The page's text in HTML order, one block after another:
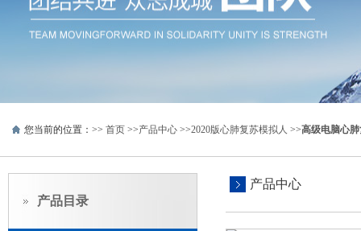
您当前的位置：>> 首页 >>产品中心 >>2020版心肺复苏模拟人 >>高级电脑心
产品中心
产品目录